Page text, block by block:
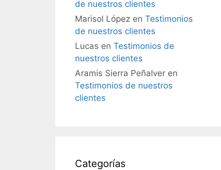
de nuestros clientes
Marisol López en Testimonios
de nuestros clientes
Lucas en Testimonios de
nuestros clientes
Aramis Sierra Peñalver en
Testimonios de nuestros
clientes
Categorías